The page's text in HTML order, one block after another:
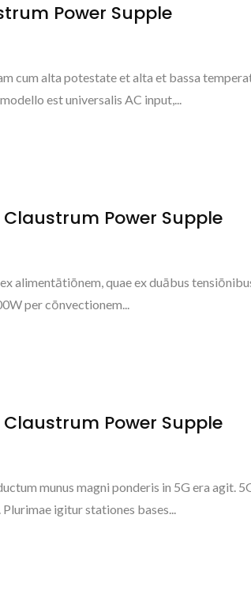
Power Supple
cum alta potestate et alta et bassa
est universalis AC input,...
Claustrum Power Supple
alimentātiōnem, quae ex duābus
per cōnvectionem...
Claustrum Power Supple
munus magni ponderis in 5G era agit.
igitur stationes bases...